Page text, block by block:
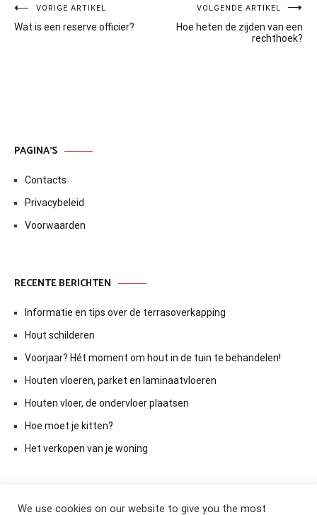
Bericht
navigatie
VORIGE ARTIKEL
Wat is een reserve officier?
VOLGENDE ARTIKEL
Hoe heten de zijden van een
rechthoek?
PAGINA’S
Contacts
Privacybeleid
Voorwaarden
RECENTE BERICHTEN
Informatie en tips over de terrasoverkapping
Hout schilderen
Voorjaar? Hét moment om hout in de tuin te behandelen!
Houten vloeren, parket en laminaatvloeren
Houten vloer, de ondervloer plaatsen
Hoe moet je kitten?
Het verkopen van je woning
We use cookies on our website to give you the most